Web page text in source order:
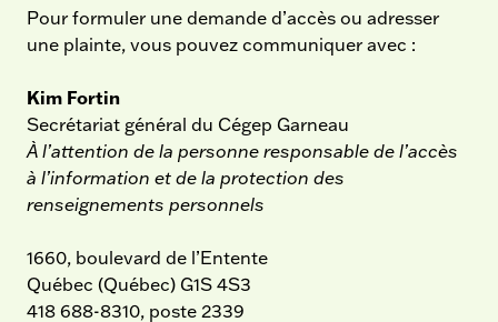
Pour formuler une demande d’accès ou adresser
une plainte, vous pouvez communiquer avec :
Kim Fortin
Secrétariat général du Cégep Garneau
À l’attention de la personne responsable de l’accès
à l’information et de la protection des
renseignements personnels
1660, boulevard de l’Entente
Québec (Québec) G1S 4S3
418 688-8310, poste 2339